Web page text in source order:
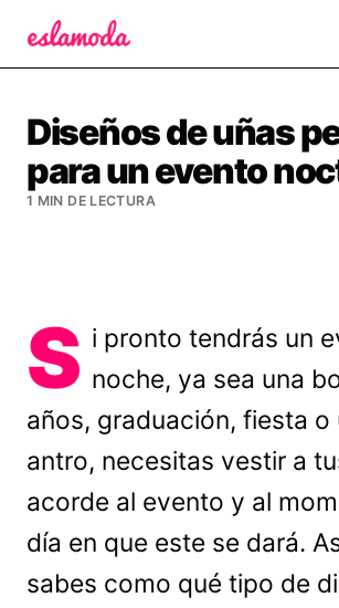
Diseños de uñas
para un evento
1 MIN DE LECTURA
S i pronto tendrás un
noche, ya sea una
años, graduación, fiesta o
antro, necesitas vestir a
acorde al evento y al
día en que este se dará.
sabes como qué tipo de